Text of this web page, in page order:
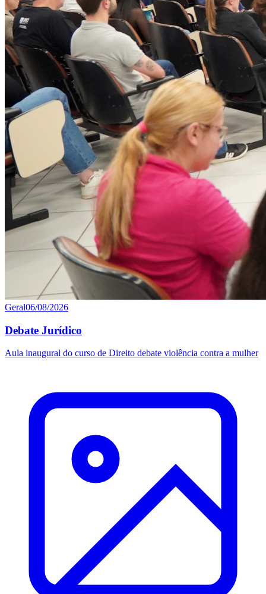
Geral06/08/2026
Debate Jurídico
Aula inaugural do curso de Direito debate violência contra a mulher